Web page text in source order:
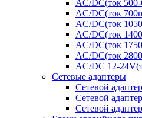
AC/DC(ток
AC/DC(ток
AC/DC(ток
AC/DC(ток
AC/DC(ток
AC/DC(ток
AC/DC 12-
Сетевые адаптеры
Сетевой
Сетевой
Сетевой